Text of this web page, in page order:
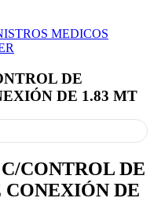
MEDICOS
DE
DE 1.83 MT
CONTROL DE
CONEXIÓN DE